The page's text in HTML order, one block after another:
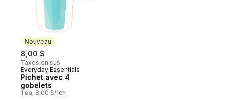
Nouveau
8,00 $
Taxes en sus
Nouveau
Everyday Essentials
Pichet avec 4
gobelets
1 ea, 8,00 $/1ch